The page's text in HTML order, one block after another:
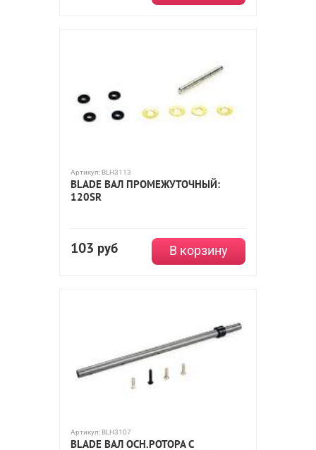
Артикул: BLH3113
BLADE ВАЛ ПРОМЕЖУТОЧНЫЙ:
120SR
103 руб В корзину
Артикул: BLH3107
BLADE ВАЛ ОСН.РОТОРА С